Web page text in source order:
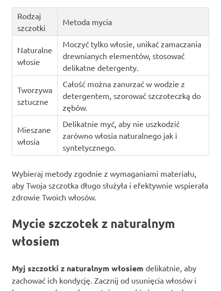
Rodzaj
szczotki
Metoda mycia
Naturalne
włosie
Moczyć tylko włosie, unikać zamaczania
drewnianych elementów, stosować
delikatne detergenty.
Tworzywa
sztuczne
Całość można zanurzać w wodzie z
detergentem, szorować szczoteczką do
zębów.
Mieszane
włosia
Delikatnie myć, aby nie uszkodzić
zarówno włosia naturalnego jak i
syntetycznego.
Wybieraj metody zgodnie z wymaganiami materiału,
aby Twoja szczotka długo służyła i efektywnie wspierała
zdrowie Twoich włosów.
Mycie szczotek z naturalnym
włosiem
Myj szczotki z naturalnym włosiem delikatnie, aby
zachować ich kondycję. Zacznij od usunięcia włosów i